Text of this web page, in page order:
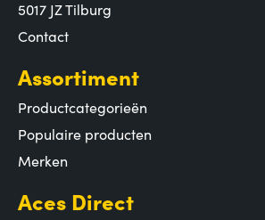
5017 JZ Tilburg
Contact
Assortiment
Productcategorieën
Populaire producten
Merken
Aces Direct